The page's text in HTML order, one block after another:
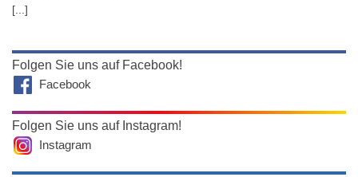
[...]
Folgen Sie uns auf Facebook!
Facebook
Folgen Sie uns auf Instagram!
Instagram